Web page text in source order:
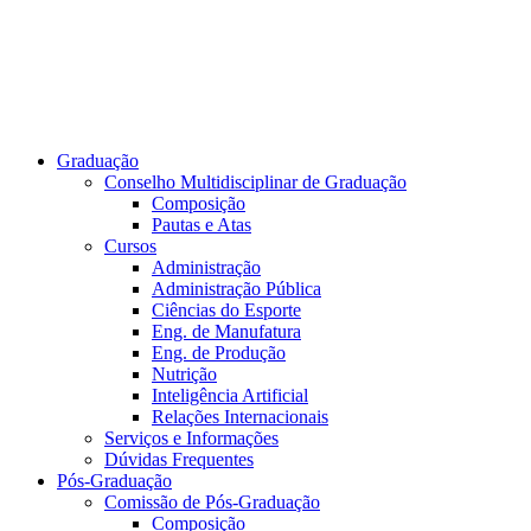
Graduação
Conselho Multidisciplinar de Graduação
Composição
Pautas e Atas
Cursos
Administração
Administração Pública
Ciências do Esporte
Eng. de Manufatura
Eng. de Produção
Nutrição
Inteligência Artificial
Relações Internacionais
Serviços e Informações
Dúvidas Frequentes
Pós-Graduação
Comissão de Pós-Graduação
Composição